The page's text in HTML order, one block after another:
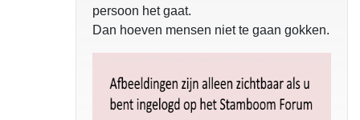
persoon het gaat.
Dan hoeven mensen niet te gaan gokken.